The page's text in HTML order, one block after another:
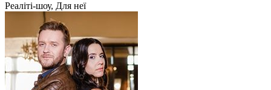
Реаліті-шоу, Для неї